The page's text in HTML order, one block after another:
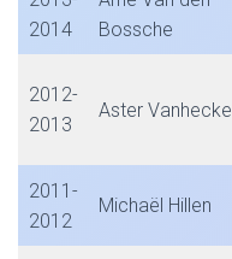
2014
Bossche
2012-
2013
Aster Vanhecke
2011-
2012
Michaël Hillen